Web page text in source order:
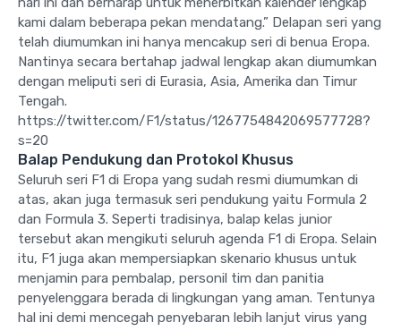
kami dalam beberapa pekan mendatang.” Delapan seri yang
telah diumumkan ini hanya mencakup seri di benua Eropa.
Nantinya secara bertahap jadwal lengkap akan diumumkan
dengan meliputi seri di Eurasia, Asia, Amerika dan Timur
Tengah.
https://twitter.com/F1/status/1267754842069577728?
s=20
Balap Pendukung dan Protokol Khusus
Seluruh seri F1 di Eropa yang sudah resmi diumumkan di
atas, akan juga termasuk seri pendukung yaitu Formula 2
dan Formula 3. Seperti tradisinya, balap kelas junior
tersebut akan mengikuti seluruh agenda F1 di Eropa. Selain
itu, F1 juga akan mempersiapkan skenario khusus untuk
menjamin para pembalap, personil tim dan panitia
penyelenggara berada di lingkungan yang aman. Tentunya
hal ini demi mencegah penyebaran lebih lanjut virus yang